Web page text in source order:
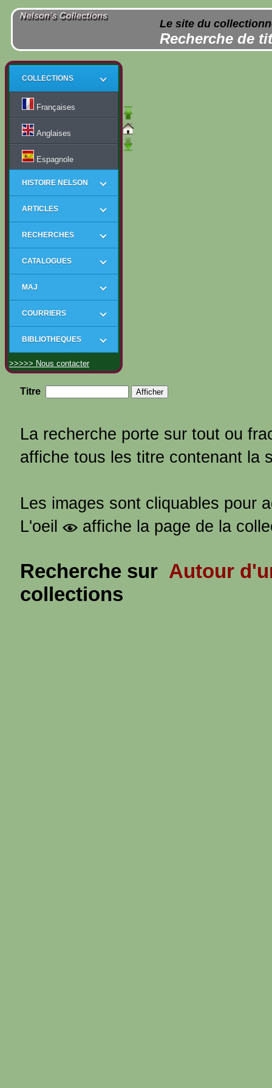
Le site du
Recherche de
COLLECTIONS
Françaises
Anglaises
Espagnole
HISTOIRE NELSON
ARTICLES
RECHERCHES
CATALOGUES
MAJ
COURRIERS
BIBLIOTHEQUES
>>>>> Nous contacter
Titre
La recherche porte sur tout ou
affiche tous les titre contenant la
Les images sont cliquables pour
L'oeil
affiche la page de la
Recherche sur Autour
collections